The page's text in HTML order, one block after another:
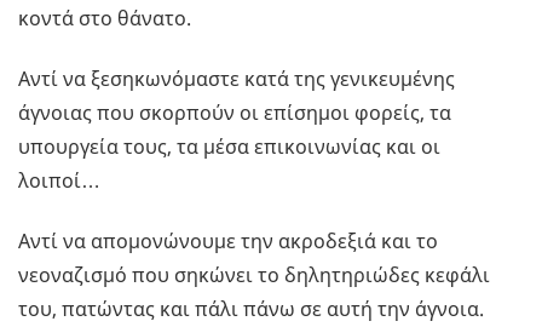
κοντά στο θάνατο.
Αντί να ξεσηκωνόμαστε κατά της γενικευμένης
άγνοιας που σκορπούν οι επίσημοι φορείς, τα
υπουργεία τους, τα μέσα επικοινωνίας και οι
λοιποί…
Αντί να απομονώνουμε την ακροδεξιά και το
νεοναζισμό που σηκώνει το δηλητηριώδες κεφάλι
του, πατώντας και πάλι πάνω σε αυτή την άγνοια.